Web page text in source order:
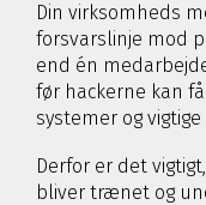
Din virksomheds
forsvarslinje mod
end én
før hackerne kan
systemer og vigtige
Derfor er det
bliver trænet og